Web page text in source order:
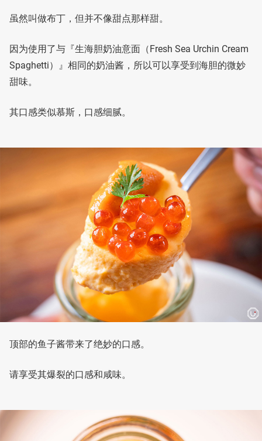
虽然叫做布丁，但并不像甜点那样甜。
因为使用了与『生海胆奶油意面（Fresh Sea Urchin Cream
Spaghetti）』相同的奶油酱，所以可以享受到海胆的微妙
甜味。
其口感类似慕斯，口感细腻。
顶部的鱼子酱带来了绝妙的口感。
请享受其爆裂的口感和咸味。